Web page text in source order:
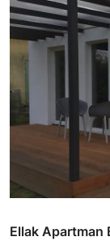
Ellak Apartman